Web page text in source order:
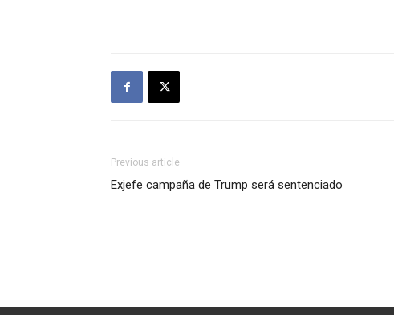
Previous article
Exjefe campaña de Trump será sentenciado